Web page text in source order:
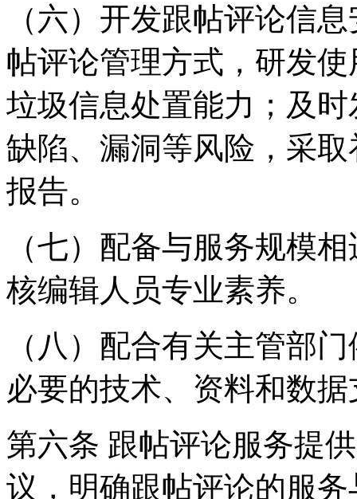
（六）开发跟帖评论信
帖评论管理方式，研发
垃圾信息处置能力；及
缺陷、漏洞等风险，采
报告。
（七）配备与服务规模
核编辑人员专业素养。
（八）配合有关主管部
必要的技术、资料和数
第六条 跟帖评论服务提
议，明确跟帖评论的服